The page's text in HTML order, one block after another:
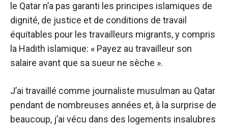
le Qatar n’a pas garanti les principes islamiques de
dignité, de justice et de conditions de travail
équitables pour les travailleurs migrants, y compris
la Hadith islamique: « Payez au travailleur son
salaire avant que sa sueur ne sèche ».
J’ai travaillé comme journaliste musulman au Qatar
pendant de nombreuses années et, à la surprise de
beaucoup, j’ai vécu dans des logements insalubres